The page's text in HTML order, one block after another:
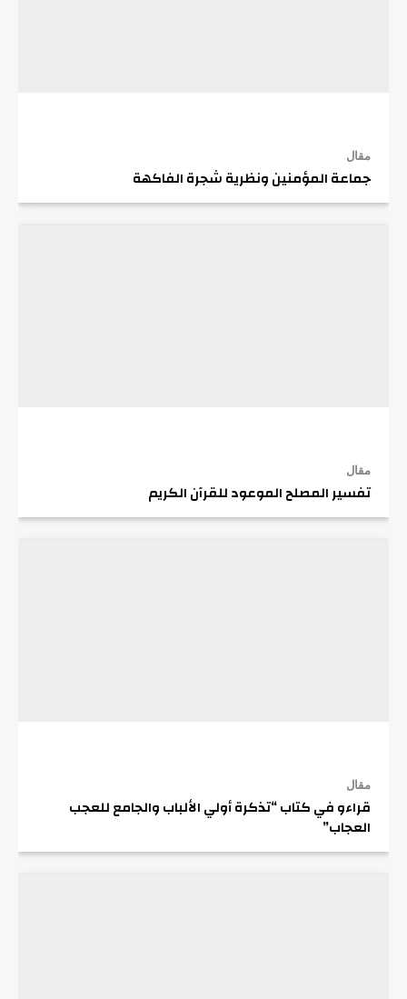
مقال
جماعة المؤمنين ونظرية شجرة الفاكهة
مقال
تفسير المصلح الموعود للقرآن الكريم
مقال
قراءو في كتاب “تذكرة أولي الألباب والجامع للعجب
العجاب”